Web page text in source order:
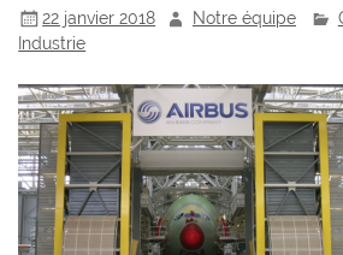
22 janvier 2018 Notre équipe
Industrie